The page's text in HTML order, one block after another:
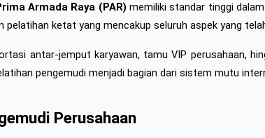
Armada Raya (PAR) memiliki standar tinggi
ketat yang mencakup seluruh aspek yang
antar-jemput karyawan, tamu VIP perusahaan,
pengemudi menjadi bagian dari sistem mutu
Perusahaan